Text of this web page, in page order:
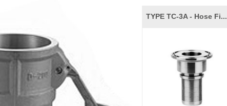
TYPE TC-3A - Hose Fi...